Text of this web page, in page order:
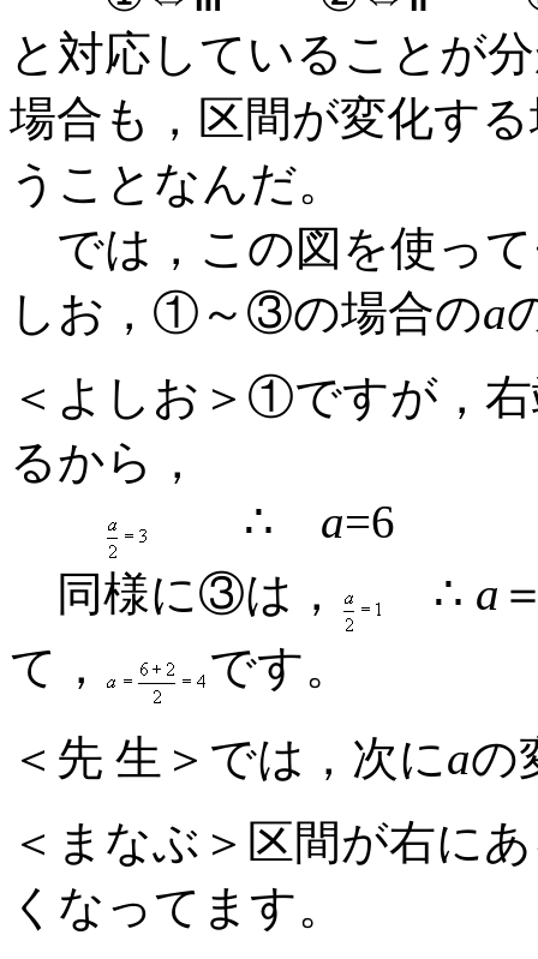
と対応していることが
場合も，区間が変化す
うことなんだ。
では，この図を使っ
しお，①～③の場合のa
＜よしお＞①ですが，
るから，
∴ a=6
同様に③は，
∴ a
て，
です。
＜先 生＞では，次にaの
＜まなぶ＞区間が右に
くなってます。